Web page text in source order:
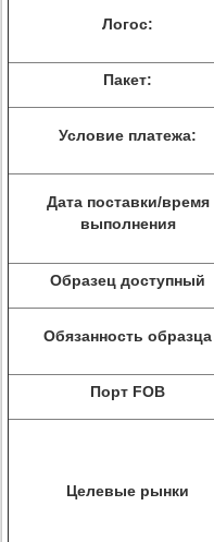
Логос:
Пакет:
Условие платежа:
Дата поставки/время
выполнения
Образец доступный
Обязанность образца
Порт FOB
Целевые рынки